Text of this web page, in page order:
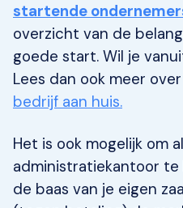
startende
overzicht van de
goede start. Wil je
Lees dan ook meer over
bedrijf aan huis.
Het is ook mogelijk om
administratiekantoor
de baas van je eigen